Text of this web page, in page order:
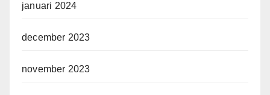
januari 2024
december 2023
november 2023